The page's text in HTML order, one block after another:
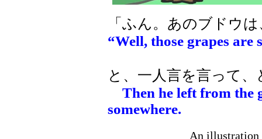
「ふん。あのブドウ
“Well, those grapes are
と、一人言を言って
Then he left from the
somewhere.
An